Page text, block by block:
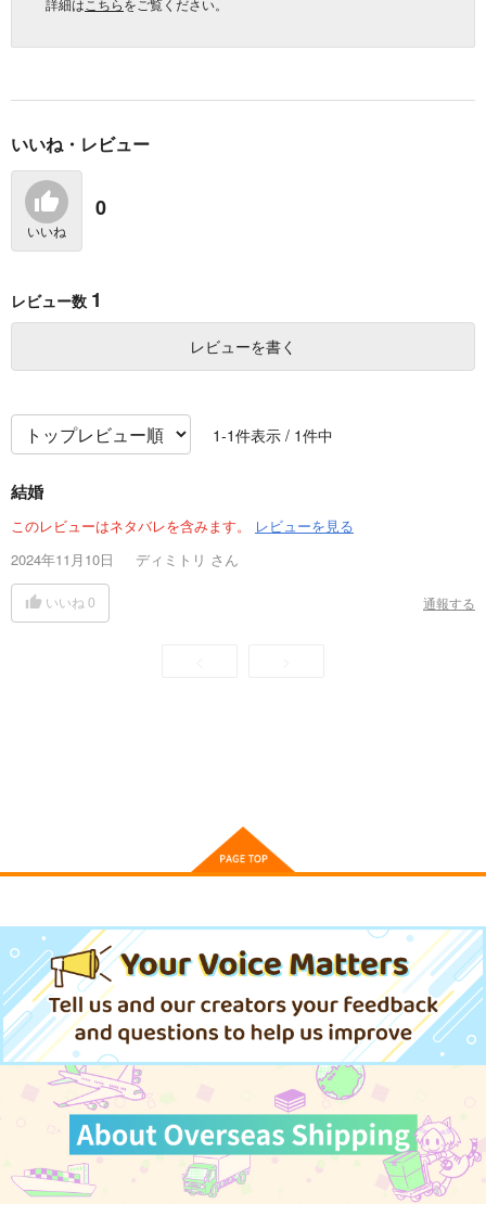
いいね・レビュー
いいね
0
レビュー数 1
レビューを書く
1-1件表示 / 1件中
結婚
このレビューはネタバレを含みます。
レビューを見る
2024年11月10日
ディミトリ さん
いいね 0 通報する